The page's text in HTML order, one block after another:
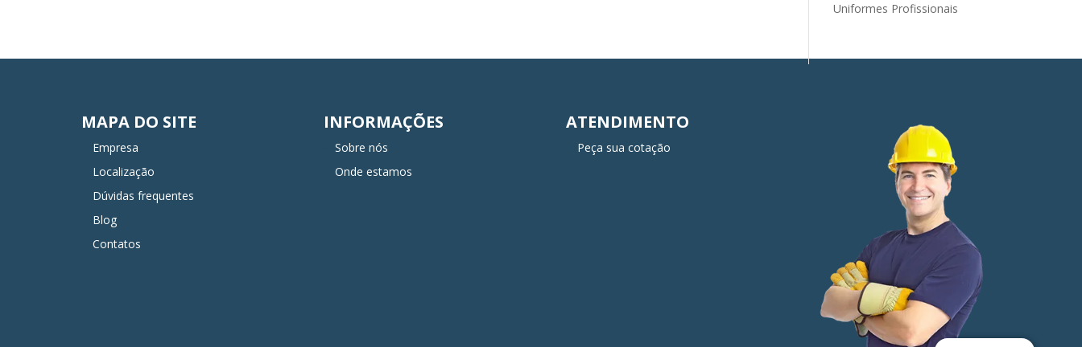
Uniformes Profissionais
MAPA DO SITE
Empresa
Localização
Dúvidas frequentes
Blog
Contatos
INFORMAÇÕES
Sobre nós
Onde estamos
ATENDIMENTO
Peça sua cotação